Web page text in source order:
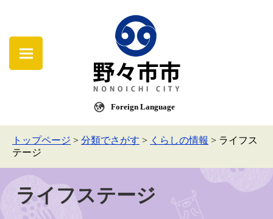
Foreign Language
トップページ > 分類でさがす > くらしの情報 > ライフス
テージ
ライフステージ